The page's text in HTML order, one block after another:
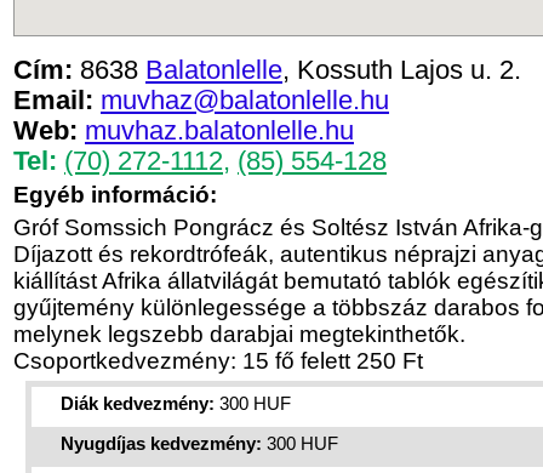
Cím: 8638 Balatonlelle, Kossuth Lajos u. 2.
Email: muvhaz@balatonlelle.hu
Web: muvhaz.balatonlelle.hu
Tel: (70) 272-1112, (85) 554-128
Egyéb információ:
Gróf Somssich Pongrácz és Soltész István Afrika-
Díjazott és rekordtrófeák, autentikus néprajzi
kiállítást Afrika állatvilágát bemutató tablók
gyűjtemény különlegessége a többszáz darabos
melynek legszebb darabjai megtekinthetők.
Csoportkedvezmény: 15 fő felett 250 Ft
Diák kedvezmény: 300 HUF
Nyugdíjas kedvezmény: 300 HUF